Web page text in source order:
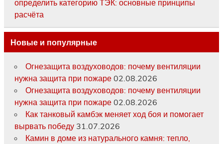
определить категорию ТЭК: основные принципы
расчёта
Новые и популярные
Огнезащита воздуховодов: почему вентиляции
нужна защита при пожаре 02.08.2026
Огнезащита воздуховодов: почему вентиляции
нужна защита при пожаре 02.08.2026
Как танковый камбэк меняет ход боя и помогает
вырвать победу 31.07.2026
Камин в доме из натурального камня: тепло,